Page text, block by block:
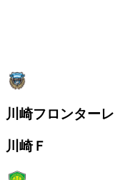
川崎フロンターレ
川崎Ｆ